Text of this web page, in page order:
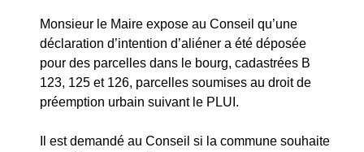
Monsieur le Maire expose au Conseil qu’une
déclaration d’intention d’aliéner a été déposée
pour des parcelles dans le bourg, cadastrées B
123, 125 et 126, parcelles soumises au droit de
préemption urbain suivant le PLUI.
Il est demandé au Conseil si la commune souhaite